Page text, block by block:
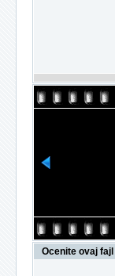
Ocenite ovaj fajl